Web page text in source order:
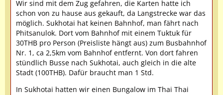
Wir sind mit dem Zug gefahren, die Karten hatte ich
schon von zu hause aus gekauft, da Langstrecke war das
möglich. Sukhotai hat keinen Bahnhof, man fährt nach
Phitsanulok. Dort vom Bahnhof mit einem Tuktuk für
30THB pro Person (Preisliste hängt aus) zum Busbahnhof
Nr. 1, ca 2,5km vom Bahnhof entfernt. Von dort fahren
stündlich Busse nach Sukhotai, auch gleich in die alte
Stadt (100THB). Dafür braucht man 1 Std.
In Sukhotai hatten wir einen Bungalow im Thai Thai